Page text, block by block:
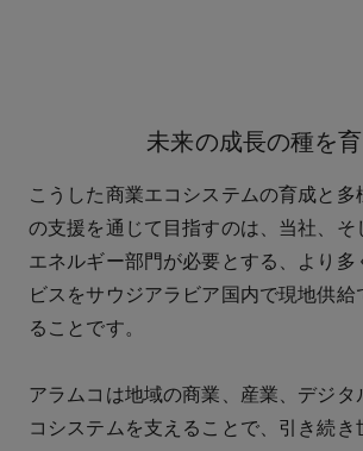
未来の成長の種を
こうした商業エコシステムの育成と多
の支援を通じて目指すのは、当社、そ
エネルギー部門が必要とする、より多
ビスをサウジアラビア国内で現地供給
ることです。
アラムコは地域の商業、産業、デジタ
コシステムを支えることで、引き続き